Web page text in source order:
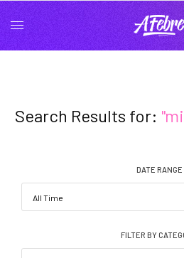
Search Results for:
DATE RANGE
FILTER BY